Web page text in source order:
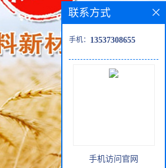
联系方式
手机： 13537308655
手机访问官网